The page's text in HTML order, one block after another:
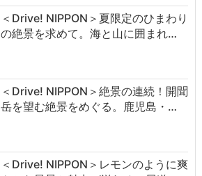
＜Drive! NIPPON＞夏限定のひまわり
の絶景を求めて。海と山に囲まれ…
＜Drive! NIPPON＞絶景の連続！開聞
岳を望む絶景をめぐる。鹿児島・…
＜Drive! NIPPON＞レモンのように爽